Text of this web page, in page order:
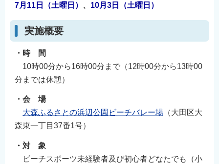
7月11日（土曜日） 、 10月3日（土曜日）
実施概要
・時 間
10時00分から16時00分まで（12時00分から13時00
分までは休憩）
・会 場
大森ふるさとの浜辺公園ビーチバレー場 （大田区大
森東一丁目37番1号）
・対 象
ビーチスポーツ未経験者及び初心者どなたでも（小